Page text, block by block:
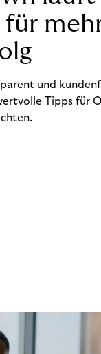
und
Tipps für